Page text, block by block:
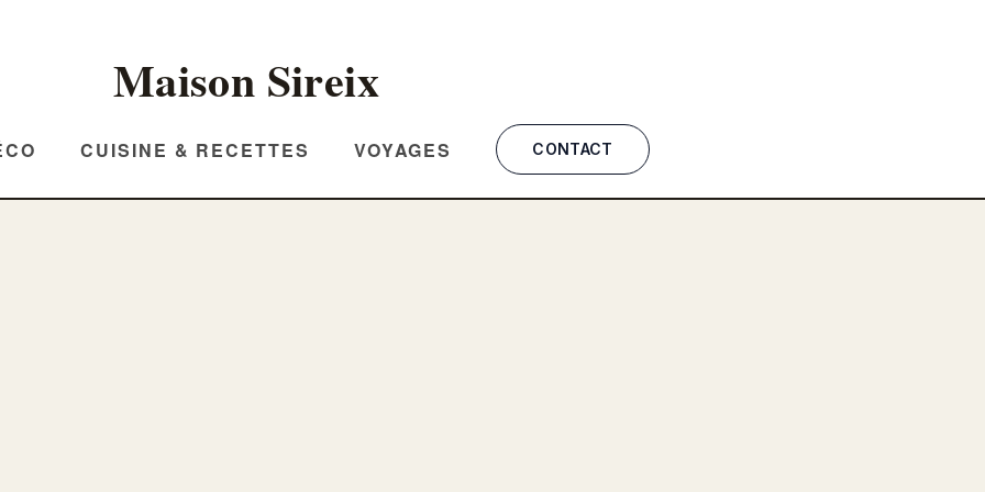
Maison Sireix
CUISINE & RECETTES VOYAGES CONTACT